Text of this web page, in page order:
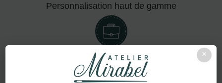
×
Personnalisation haut de gamme
Adapté aux pros comme aux particuliers